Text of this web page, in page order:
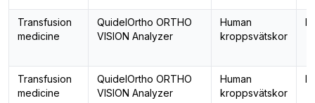
Transfusion
medicine
QuidelOrtho ORTHO
VISION Analyzer
Human
kroppsvätskor
Transfusion
medicine
QuidelOrtho ORTHO
VISION Analyzer
Human
kroppsvätskor